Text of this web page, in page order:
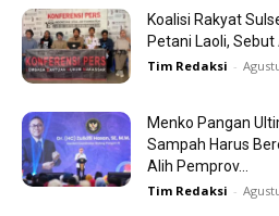
Koalisi Rakyat
Petani Laoli,
Tim Redaksi -
Menko Pangan
Sampah Harus
Alih Pemprov...
Tim Redaksi -